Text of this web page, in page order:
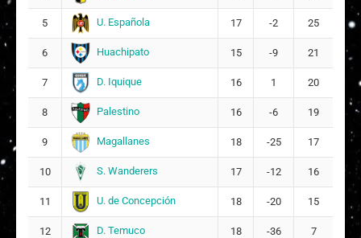
5 U. Española 17 -2 25
6 Huachipato 15 -9 21
7 D. Iquique 16 1 20
8 Palestino 16 -6 19
9 Magallanes 18 -25 17
10 S. Wanderers 17 -12 16
11 U. de Concepción 18 -20 15
12 D. Temuco 18 -36 7